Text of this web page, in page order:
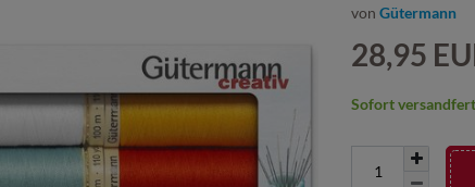
von Gütermann
28,95
Sofort